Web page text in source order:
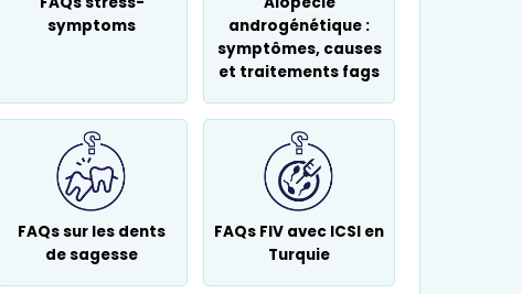
symptoms
androgénétique :
symptômes, causes
et traitements fags
FAQs sur les dents
de sagesse
FAQs FIV avec ICSI en
Turquie